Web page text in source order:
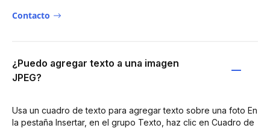
Contacto
¿Puedo agregar texto a una imagen
JPEG?
Usa un cuadro de texto para agregar texto sobre una foto En
la pestaña Insertar, en el grupo Texto, haz clic en Cuadro de